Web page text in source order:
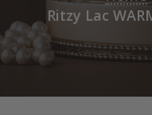
Ritzy Lac